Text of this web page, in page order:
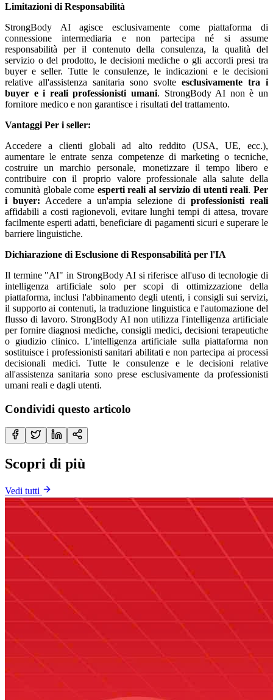
Limitazioni di Responsabilità
StrongBody AI agisce esclusivamente come piattaforma di
connessione intermediaria e non partecipa né si assume
responsabilità per il contenuto della consulenza, la qualità del
servizio o del prodotto, le decisioni mediche o gli accordi presi tra
buyer e seller. Tutte le consulenze, le indicazioni e le decisioni
relative all'assistenza sanitaria sono svolte esclusivamente tra i
buyer e i reali professionisti umani. StrongBody AI non è un
fornitore medico e non garantisce i risultati del trattamento.
Vantaggi Per i seller:
Accedere a clienti globali ad alto reddito (USA, UE, ecc.),
aumentare le entrate senza competenze di marketing o tecniche,
costruire un marchio personale, monetizzare il tempo libero e
contribuire con il proprio valore professionale alla salute della
comunità globale come esperti reali al servizio di utenti reali.Per
i buyer: Accedere a un'ampia selezione di professionisti reali
affidabili a costi ragionevoli, evitare lunghi tempi di attesa, trovare
facilmente esperti adatti, beneficiare di pagamenti sicuri e superare le
barriere linguistiche.
Dichiarazione di Esclusione di Responsabilità per l'IA
Il termine "AI" in StrongBody AI si riferisce all'uso di tecnologie di
intelligenza artificiale solo per scopi di ottimizzazione della
piattaforma, inclusi l'abbinamento degli utenti, i consigli sui servizi,
il supporto ai contenuti, la traduzione linguistica e l'automazione del
flusso di lavoro. StrongBody AI non utilizza l'intelligenza artificiale
per fornire diagnosi mediche, consigli medici, decisioni terapeutiche
o giudizio clinico. L'intelligenza artificiale sulla piattaforma non
sostituisce i professionisti sanitari abilitati e non partecipa ai processi
decisionali medici. Tutte le consulenze e le decisioni relative
all'assistenza sanitaria sono prese esclusivamente da professionisti
umani reali e dagli utenti.
Condividi questo articolo
Scopri di più
Vedi tutti